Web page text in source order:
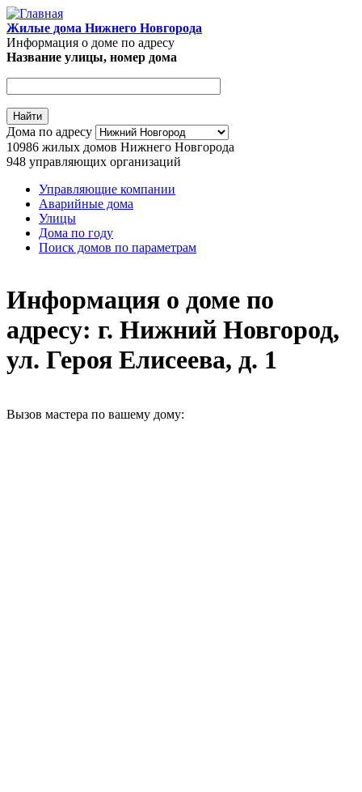
Перейти к основному содержанию
Жилые дома Нижнего Новгорода
Информация о доме по адресу
Адрес дома
Название улицы, номер дома
Дома по адресу
10986 жилых домов Нижнего Новгорода
948 управляющих организаций
Главное меню
Управляющие компании
Аварийные дома
Улицы
Дома по году
Поиск домов по параметрам
Информация о доме по
адресу: г. Нижний Новгород,
ул. Героя Елисеева, д. 1
Вызов мастера по вашему дому: